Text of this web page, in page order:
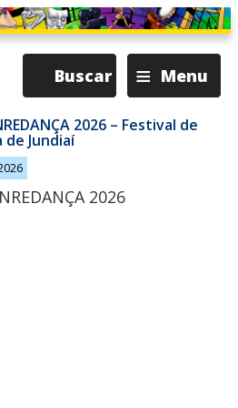
≡ Menu
Buscar
2026 – Festival de
de Jundiaí
2026